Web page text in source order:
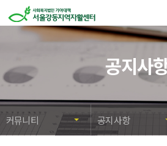
공지사
커뮤니티 공지사항